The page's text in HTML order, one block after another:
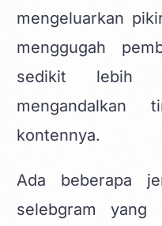
mengeluarkan
menggugah
sedikit lebih
mengandalkan
kontennya.
Ada beberapa
selebgram yang